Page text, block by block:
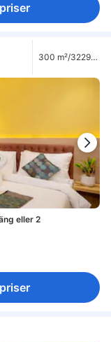
kläder
300 m²/3229
eller 2